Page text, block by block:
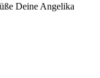
Deine Angelika